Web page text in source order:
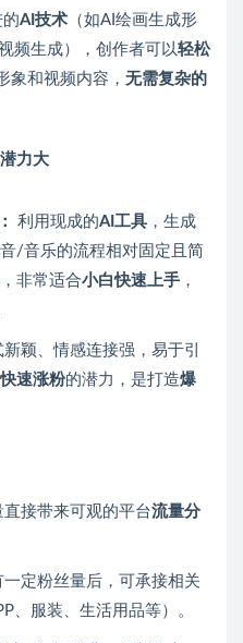
AI技术 （如AI绘画生成形
频生成），创作者可以轻松
象和视频内容， 无需复杂的
力大
利用现成的AI工具 ，生成
/音乐的流程相对固定且简
，非常适合小白快速上手 ，
颖、情感连接强，易于引
快速涨粉的潜力，是打造爆
直接带来可观的平台流量分
一定粉丝量后，可承接相关
、服装、生活用品等）。